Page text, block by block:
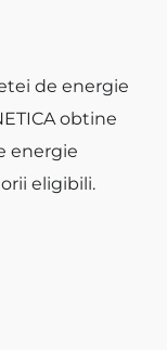
de energie
obtine
energie
eligibili.